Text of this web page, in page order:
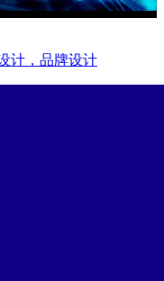
计，品牌设计